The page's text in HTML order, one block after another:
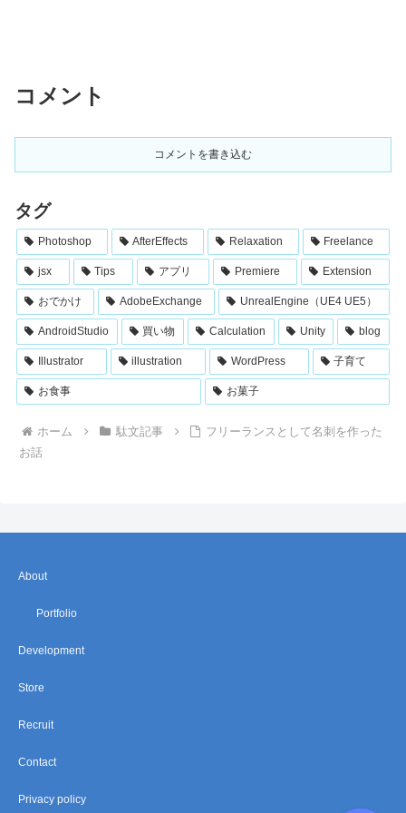
コメント
コメントを書き込む
タグ
Photoshop AfterEffects Relaxation Freelance
jsx Tips アプリ Premiere Extension
おでかけ AdobeExchange UnrealEngine（UE4 UE5）
AndroidStudio 買い物 Calculation Unity blog
Illustrator illustration WordPress 子育て
お食事 お菓子
ホーム 駄文記事
フリーランスとして名刺を作った
お話
About
Portfolio
Development
Store
Recruit
Contact
Privacy policy